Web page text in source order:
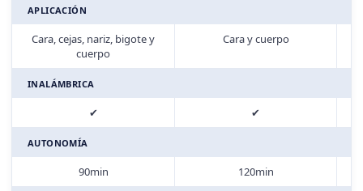
APLICACIÓN
Cara, cejas, nariz, bigote y
cuerpo
Cara y cuerpo
INALÁMBRICA
✔ ✔
AUTONOMÍA
90min 120min